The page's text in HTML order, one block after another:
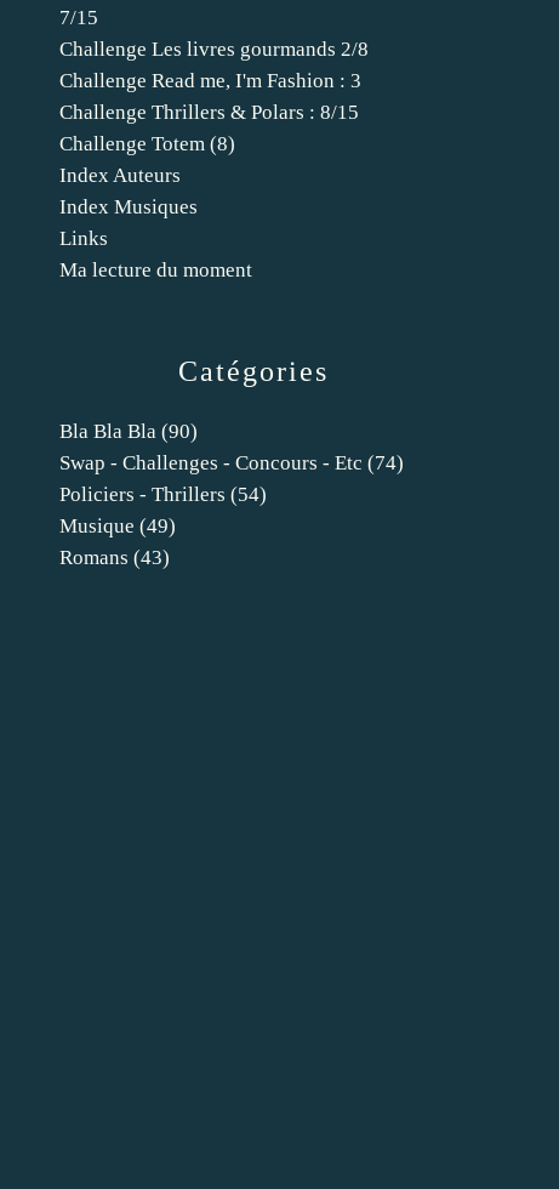
Catégories
Bla Bla Bla (90)
Swap - Challenges - Concours - Etc (74)
Policiers - Thrillers (54)
Musique (49)
Romans (43)
7/15
Challenge Les livres gourmands 2/8
Challenge Read me, I'm Fashion : 3
Challenge Thrillers & Polars : 8/15
Challenge Totem (8)
Index Auteurs
Index Musiques
Links
Ma lecture du moment